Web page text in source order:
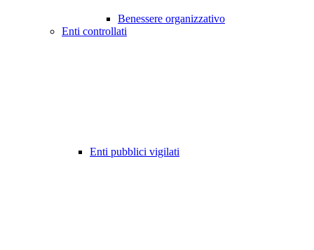
Benessere organizzativo
Enti controllati
Enti pubblici vigilati